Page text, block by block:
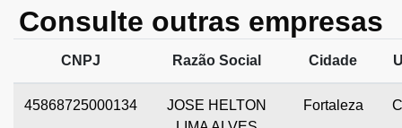
Consulte outras empresas
CNPJ Razão Social Cidade
45868725000134
JOSE HELTON
Fortaleza